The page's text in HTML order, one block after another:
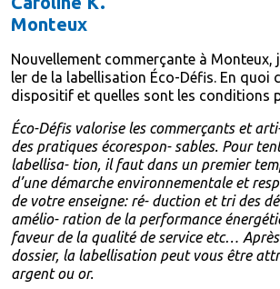
Monteux
Nouvellement commerçante à Monteux,
ler de la labellisation Éco-Défis. En quoi
dispositif et quelles sont les conditions
Éco-Défis valorise les commerçants et
des pratiques écorespon- sables. Pour
labellisa- tion, il faut dans un premier
d’une démarche environnementale et
de votre enseigne: ré- duction et tri des
amélio- ration de la performance
faveur de la qualité de service etc…
dossier, la labellisation peut vous être
argent ou or.